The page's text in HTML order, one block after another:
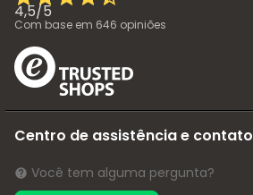
4,5/5
Com base em 646 opiniões
Centro de assistência e contato
Você tem alguma pergunta?